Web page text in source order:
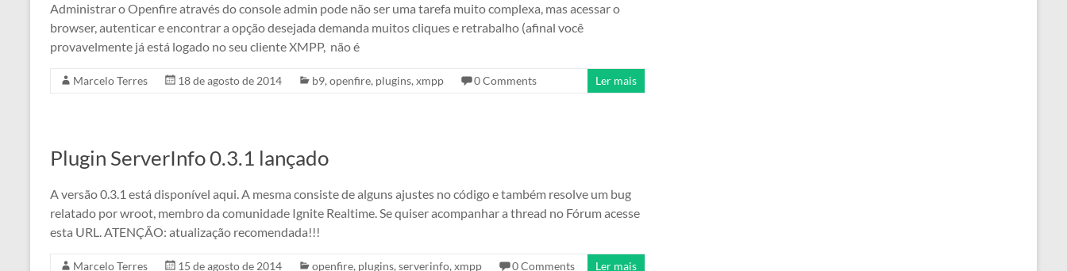
Administrar o Openfire através do console admin pode não ser uma tarefa muito complexa, mas acessar o
browser, autenticar e encontrar a opção desejada demanda muitos cliques e retrabalho (afinal você
provavelmente já está logado no seu cliente XMPP, não é
Marcelo Terres 18 de agosto de 2014 b9, openfire, plugins, xmpp 0 Comments Ler mais
Plugin ServerInfo 0.3.1 lançado
A versão 0.3.1 está disponível aqui. A mesma consiste de alguns ajustes no código e também resolve um bug
relatado por wroot, membro da comunidade Ignite Realtime. Se quiser acompanhar a thread no Fórum acesse
esta URL. ATENÇÃO: atualização recomendada!!!
Marcelo Terres 15 de agosto de 2014 openfire, plugins, serverinfo, xmpp 0 Comments Ler mais